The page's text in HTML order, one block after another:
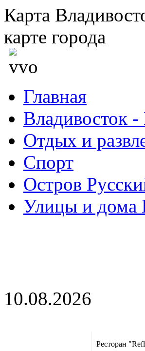
Карта
карте города
Главная
Владивосток -
Отдых и
Спорт
Остров
Улицы и дома
10.08.2026
Ресторан